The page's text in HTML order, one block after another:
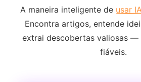
A maneira inteligente de usar
Encontra artigos, entende
extrai descobertas valiosas
fiáveis.